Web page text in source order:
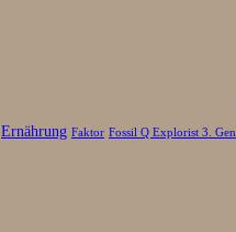
Ernährung Faktor Fossil Q Explorist 3. Gen.